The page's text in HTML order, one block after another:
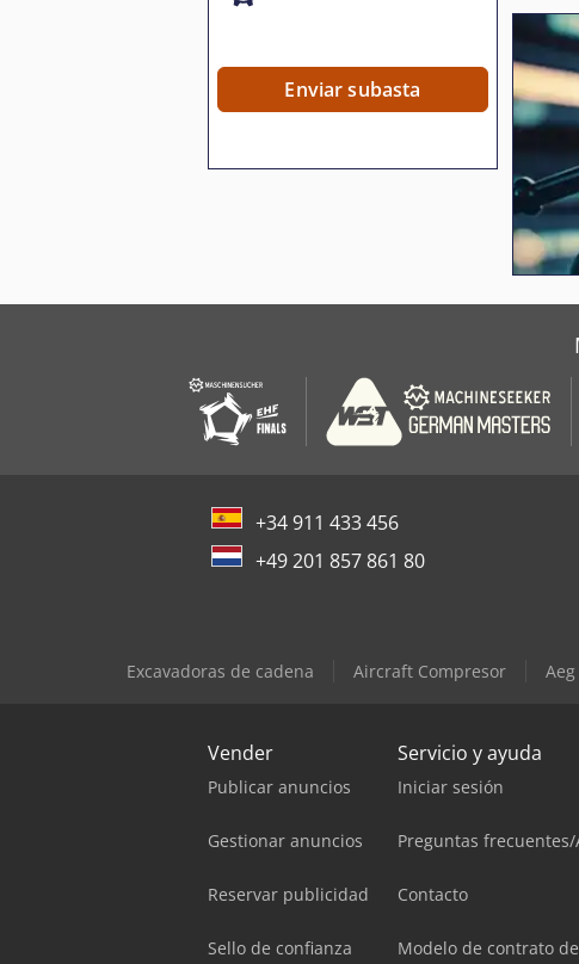
Enviar subasta
+34 911 433 456
+49 201 857 861 80
Excavadoras de cadena Aircraft Compresor
Vender
Publicar anuncios
Gestionar anuncios
Reservar publicidad
Sello de confianza
Servicio y ayuda
Iniciar sesión
Preguntas frecuentes/
Contacto
Modelo de contrato